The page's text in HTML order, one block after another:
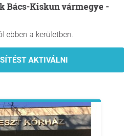
ebben a kerületben.